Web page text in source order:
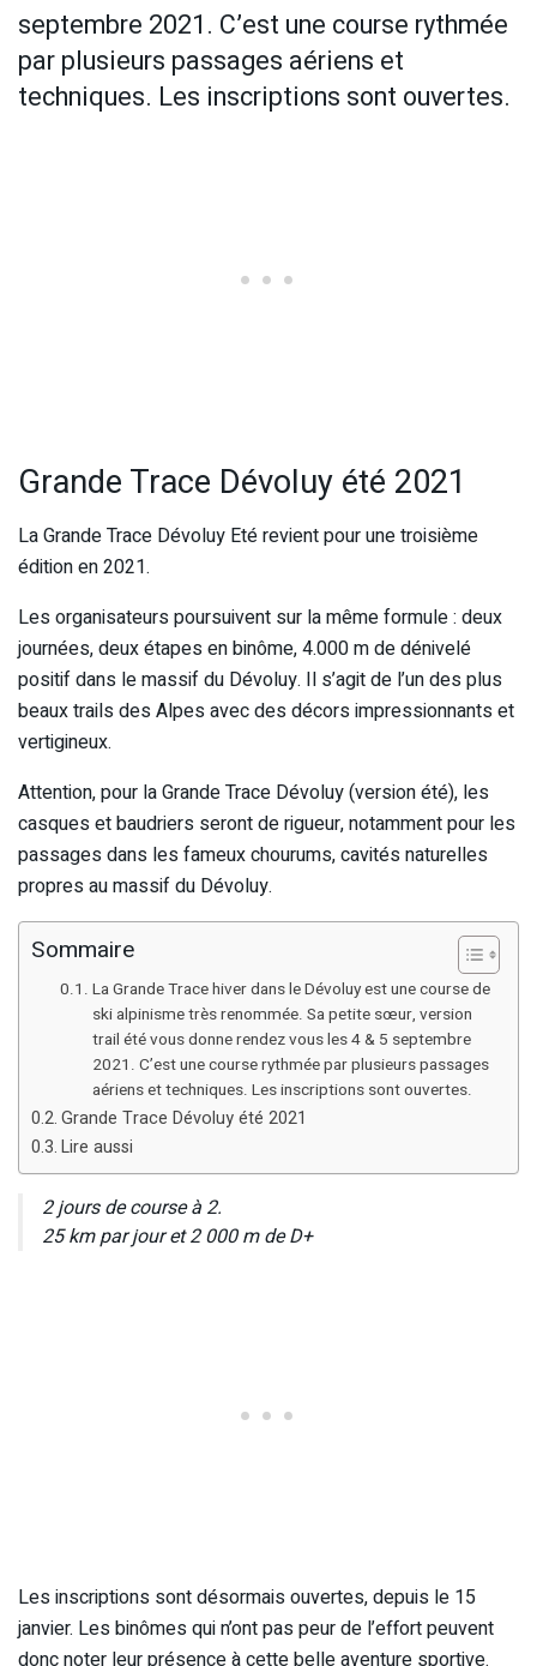
septembre 2021. C’est une course rythmée
par plusieurs passages aériens et
techniques. Les inscriptions sont ouvertes.
Grande Trace Dévoluy été 2021
La Grande Trace Dévoluy Eté revient pour une troisième
édition en 2021.
Les organisateurs poursuivent sur la même formule : deux
journées, deux étapes en binôme, 4.000 m de dénivelé
positif dans le massif du Dévoluy. Il s’agit de l’un des plus
beaux trails des Alpes avec des décors impressionnants et
vertigineux.
Attention, pour la Grande Trace Dévoluy (version été), les
casques et baudriers seront de rigueur, notamment pour les
passages dans les fameux chourums, cavités naturelles
propres au massif du Dévoluy.
Sommaire
La Grande Trace hiver dans le Dévoluy est une course de
ski alpinisme très renommée. Sa petite sœur, version
trail été vous donne rendez vous les 4 & 5 septembre
2021. C’est une course rythmée par plusieurs passages
aériens et techniques. Les inscriptions sont ouvertes.
Grande Trace Dévoluy été 2021
Lire aussi
2 jours de course à 2.
25 km par jour et 2 000 m de D+
Les inscriptions sont désormais ouvertes, depuis le 15
janvier. Les binômes qui n’ont pas peur de l’effort peuvent
donc noter leur présence à cette belle aventure sportive.